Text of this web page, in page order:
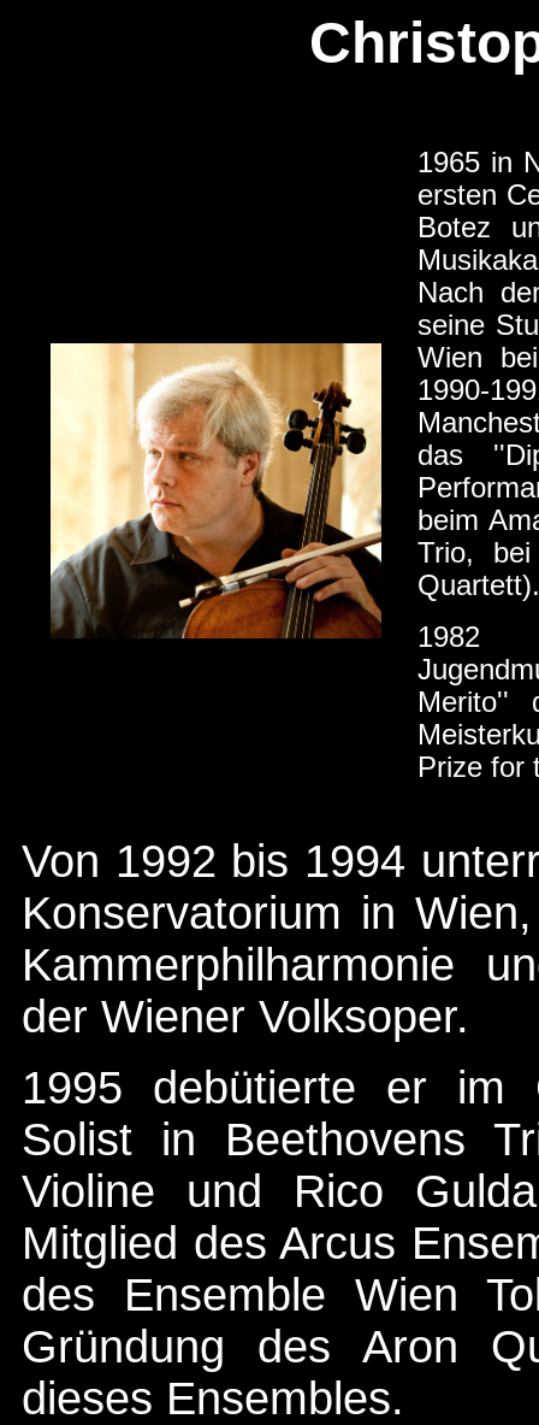
1965 in
ersten
Botez
Nach
seine
Wien
1990-
das
beim
Trio,
Quartett).
1982
Merito''
Prize for
Von 1992 bis 1994
Konservatorium in
Kammerphilharmonie
der Wiener Volksoper.
1995 debütierte er im
Solist in Beethovens
Violine und Rico
Mitglied des Arcus
des Ensemble Wien
Gründung des Aron
dieses Ensembles.